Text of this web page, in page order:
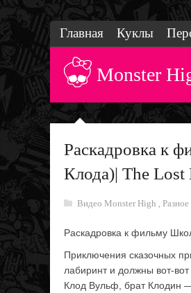
Главная Куклы
Monster
Раскадровка к
Клода)| The
Видео Monster High , Разное
Раскадровка к фильму
Приключения сказочных
лабиринт и должны вот-
Клод Вульф, брат Клодин